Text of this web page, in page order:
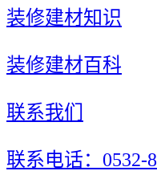
装修建材知识
装修建材百科
联系我们
联系电话：0532-